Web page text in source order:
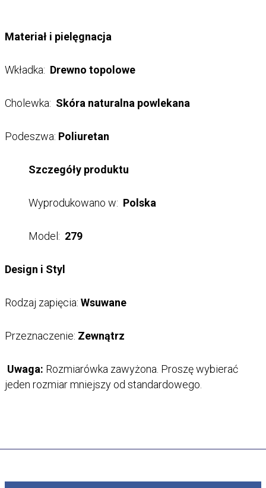
Materiał i pielęgnacja
Wkładka: Drewno topolowe
Cholewka: Skóra naturalna powlekana
Podeszwa: Poliuretan
Szczegóły produktu
Wyprodukowano w: Polska
Model: 279
Design i Styl
Rodzaj zapięcia: Wsuwane
Przeznaczenie: Zewnątrz
Uwaga: Rozmiarówka zawyżona. Proszę wybierać
jeden rozmiar mniejszy od standardowego.